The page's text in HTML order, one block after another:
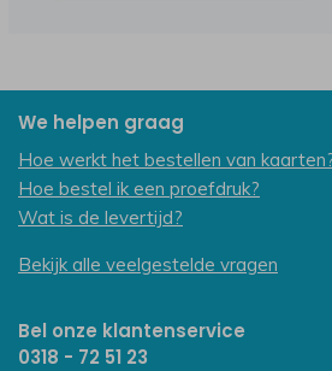
We helpen graag
Hoe werkt het bestellen van
Hoe bestel ik een proefdruk?
Wat is de levertijd?
Bekijk alle veelgestelde vragen
Bel onze klantenservice
0318 - 72 51 23